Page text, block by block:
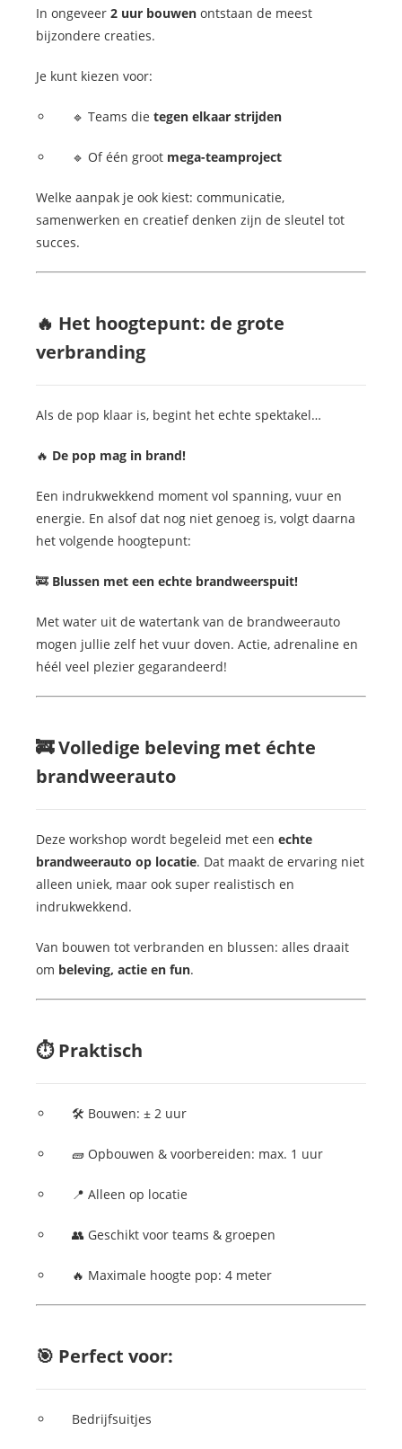
In ongeveer 2 uur bouwen ontstaan de meest
bijzondere creaties.
Je kunt kiezen voor:
🔹 Teams dietegen elkaar strijden
🔹 Of één groot mega-teamproject
Welke aanpak je ook kiest: communicatie,
samenwerken en creatief denken zijn de sleutel tot
succes.
🔥 Het hoogtepunt: de grote
verbranding
Als de pop klaar is, begint het echte spektakel…
🔥 De pop mag in brand!
Een indrukwekkend moment vol spanning, vuur en
energie. En alsof dat nog niet genoeg is, volgt daarna
het volgende hoogtepunt:
🚒 Blussen met een echte brandweerspuit!
Met water uit de watertank van de brandweerauto
mogen jullie zelf het vuur doven. Actie, adrenaline en
héél veel plezier gegarandeerd!
🚒 Volledige beleving met échte
brandweerauto
Deze workshop wordt begeleid met een echte
brandweerauto op locatie. Dat maakt de ervaring niet
alleen uniek, maar ook super realistisch en
indrukwekkend.
Van bouwen tot verbranden en blussen: alles draait
om beleving, actie en fun.
⏱️ Praktisch
🛠️ Bouwen: ± 2 uur
🧱 Opbouwen & voorbereiden: max. 1 uur
📍 Alleen op locatie
👥 Geschikt voor teams & groepen
🔥 Maximale hoogte pop: 4 meter
🎯 Perfect voor:
Bedrijfsuitjes